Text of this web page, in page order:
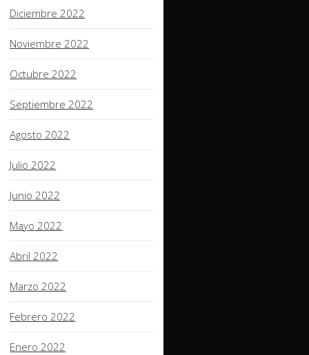
Diciembre 2022
Noviembre 2022
Octubre 2022
Septiembre 2022
Agosto 2022
Julio 2022
Junio 2022
Mayo 2022
Abril 2022
Marzo 2022
Febrero 2022
Enero 2022